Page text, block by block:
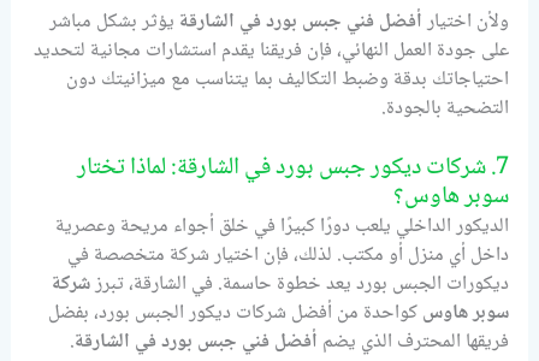
ولأن اختيارأفضل فني جبس بورد في الشارقة يؤثر بشكل مباشر
على جودة العمل النهائي، فإن فريقنا يقدم استشارات مجانية لتحديد
احتياجاتك بدقة وضبط التكاليف بما يتناسب مع ميزانيتك دون
التضحية بالجودة.
7. شركات ديكور جبس بورد في الشارقة: لماذا تختار
سوبر هاوس؟
الديكور الداخلي يلعب دورًا كبيرًا في خلق أجواء مريحة وعصرية
داخل أي منزل أو مكتب. لذلك، فإن اختيار شركة متخصصة في
ديكورات الجبس بورد يعد خطوة حاسمة. في الشارقة، تبرزشركة
سوبر هاوسكواحدة من أفضل شركات ديكور الجبس بورد، بفضل
فريقها المحترف الذي يضم أفضل فني جبس بورد في الشارقة.